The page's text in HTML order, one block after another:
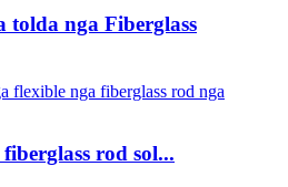
tolda nga Fiberglass
rod sol...